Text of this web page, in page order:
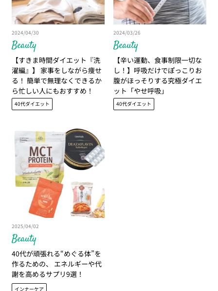
Beauty
2024/04/30
【すきま時間ダイエット『洗
濯編』】 家事をしながら痩せ
る！ 簡単で無理なくできるか
ら忙しい人にもおすすめ！
40代ダイエット
Beauty
2024/03/26
【辛い運動、食事制限一切な
し！】呼吸だけでぽっこりお
腹がほっそりする究極ダイエ
ット「やせ呼吸」
40代ダイエット
Beauty
2025/04/02
40代が頑張れる“めぐる体”を
作るための、 エネルギーや代
謝を高めるサプリ9選！
インナーケア